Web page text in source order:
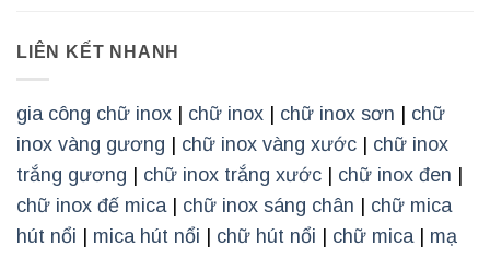
LIÊN KẾT NHANH
gia công chữ inox | chữ inox | chữ inox sơn | chữ
inox vàng gương | chữ inox vàng xước | chữ inox
trắng gương | chữ inox trắng xước | chữ inox đen |
chữ inox đế mica | chữ inox sáng chân | chữ mica
hút nổi | mica hút nổi | chữ hút nổi | chữ mica | mạ